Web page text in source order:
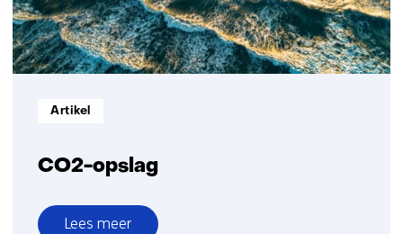
CO2-opslag
Informatietype:
Artikel
Lees meer